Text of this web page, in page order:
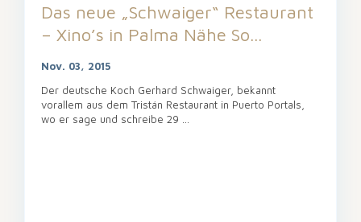
Das neue „Schwaiger“ Restaurant
– Xino’s in Palma Nähe So...
Nov. 03, 2015
Der deutsche Koch Gerhard Schwaiger, bekannt
vorallem aus dem Tristán Restaurant in Puerto Portals,
wo er sage und schreibe 29 ...